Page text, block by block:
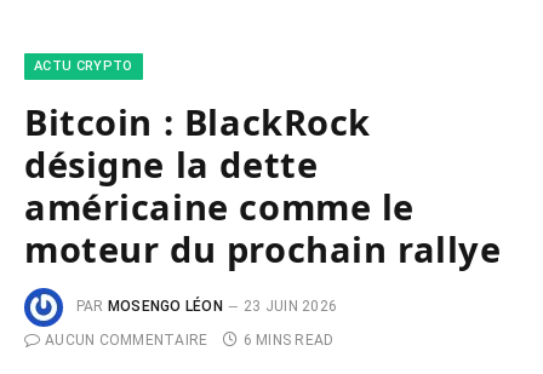
ACTU CRYPTO
Bitcoin : BlackRock
désigne la dette
américaine comme le
moteur du prochain rallye
PAR MOSENGO LÉON
23 JUIN 2026
AUCUN COMMENTAIRE
6 MINS READ